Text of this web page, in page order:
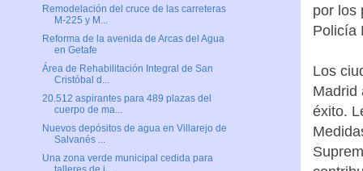
por los
Policía
Los
Madrid
éxito.
Remodelación del cruce de las carreteras
M-225 y M...
Reforma de la avenida de Arcas del Agua
en Getafe
Área de Rehabilitación Integral de San
Cristóbal d...
20.512 aspirantes para 489 plazas del
cuerpo de ma...
Nuevos depósitos de agua en Villarejo de
Salvanés ...
Una zona verde municipal cedida para